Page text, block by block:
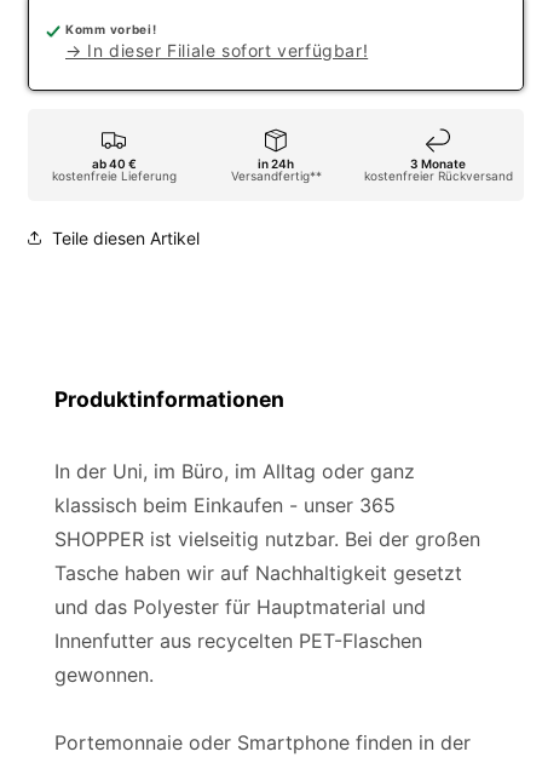
Komm vorbei!
→ In dieser Filiale sofort verfügbar!
ab 40 €
kostenfreie Lieferung
in 24h
Versandfertig**
3 Monate
kostenfreier Rückversand
Teile diesen Artikel
Produktinformationen
In der Uni, im Büro, im Alltag oder ganz
klassisch beim Einkaufen - unser 365
SHOPPER ist vielseitig nutzbar. Bei der großen
Tasche haben wir auf Nachhaltigkeit gesetzt
und das Polyester für Hauptmaterial und
Innenfutter aus recycelten PET-Flaschen
gewonnen.
Portemonnaie oder Smartphone finden in der